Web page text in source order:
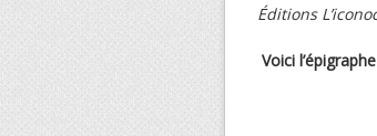
Éditions
Voici